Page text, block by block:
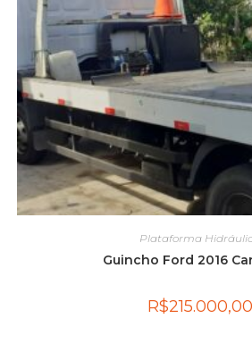
Plataforma
Guincho Ford 2016
R$215.000,00